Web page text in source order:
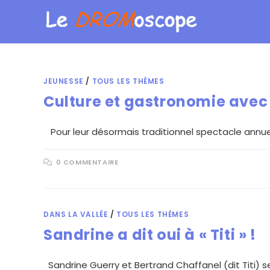
JEUNESSE / TOUS LES THÈMES
Culture et gastronomie
Pour leur désormais traditionnel spectacle
0 COMMENTAIRE
DANS LA VALLÉE / TOUS LES THÈMES
Sandrine a dit oui à « Titi » !
Sandrine Guerry et Bertrand Chaffanel (dit Titi)